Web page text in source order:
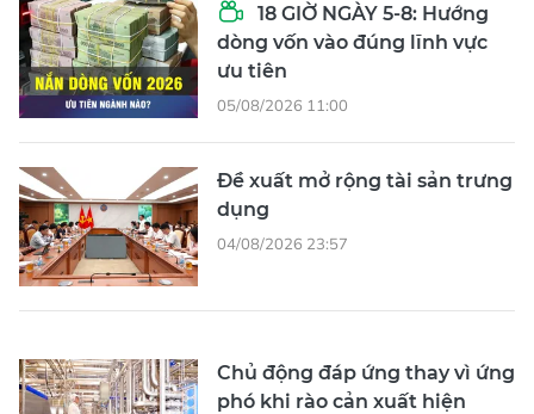
18 GIỜ NGÀY 5-8: Hướng
dòng vốn vào đúng lĩnh vực
ưu tiên
05/08/2026 11:00
Đề xuất mở rộng tài sản trưng
dụng
04/08/2026 23:57
Chủ động đáp ứng thay vì ứng
phó khi rào cản xuất hiện